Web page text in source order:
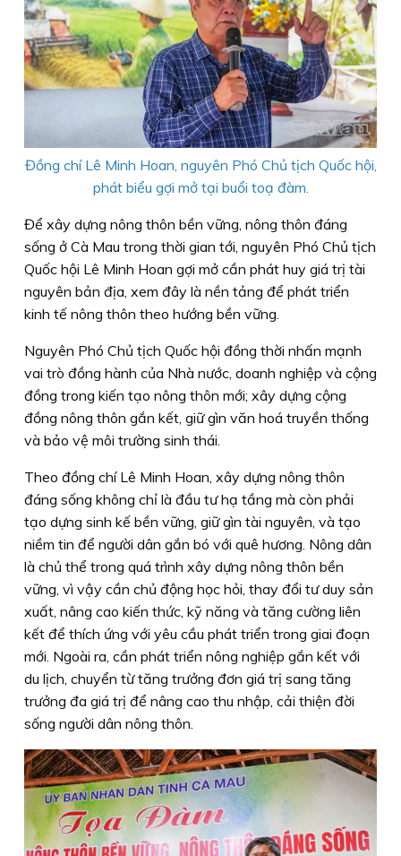
Đồng chí Lê Minh Hoan, nguyên Phó Chủ tịch Quốc hội,
phát biểu gợi mở tại buổi toạ đàm.
Để xây dựng nông thôn bền vững, nông thôn đáng
sống ở Cà Mau trong thời gian tới, nguyên Phó Chủ tịch
Quốc hội Lê Minh Hoan gợi mở cần phát huy giá trị tài
nguyên bản địa, xem đây là nền tảng để phát triển
kinh tế nông thôn theo hướng bền vững.
Nguyên Phó Chủ tịch Quốc hội đồng thời nhấn mạnh
vai trò đồng hành của Nhà nước, doanh nghiệp và cộng
đồng trong kiến tạo nông thôn mới; xây dựng cộng
đồng nông thôn gắn kết, giữ gìn văn hoá truyền thống
và bảo vệ môi trường sinh thái.
Theo đồng chí Lê Minh Hoan, xây dựng nông thôn
đáng sống không chỉ là đầu tư hạ tầng mà còn phải
tạo dựng sinh kế bền vững, giữ gìn tài nguyên, và tạo
niềm tin để người dân gắn bó với quê hương. Nông dân
là chủ thể trong quá trình xây dựng nông thôn bền
vững, vì vậy cần chủ động học hỏi, thay đổi tư duy sản
xuất, nâng cao kiến thức, kỹ năng và tăng cường liên
kết để thích ứng với yêu cầu phát triển trong giai đoạn
mới. Ngoài ra, cần phát triển nông nghiệp gắn kết với
du lịch, chuyển từ tăng trưởng đơn giá trị sang tăng
trưởng đa giá trị để nâng cao thu nhập, cải thiện đời
sống người dân nông thôn.